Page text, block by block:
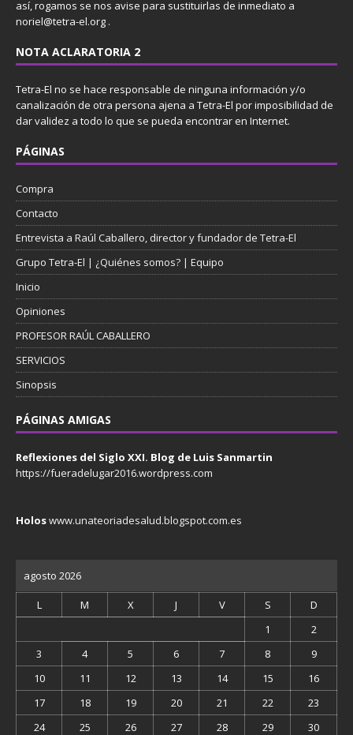
así, rogamos se nos avise para sustituirlas de inmediato a
noriel@tetra-el.org .
NOTA ACLARATORIA 2
Tetra-El no se hace responsable de ninguna información y/o
canalización de otra persona ajena a Tetra-El por imposibilidad de
dar validez a todo lo que se pueda encontrar en Internet.
PÁGINAS
Compra
Contacto
Entrevista a Raúl Caballero, director y fundador de Tetra-El
Grupo Tetra-El | ¿Quiénes somos? | Equipo
Inicio
Opiniones
PROFESOR RAÚL CABALLERO
SERVICIOS
Sinopsis
PÁGINAS AMIGAS
Reflexiones del Siglo XXI. Blog de Luis Sanmartin
https://fueradelugar2016.wordpress.com
Holoswww.unateoriadesalud.blogspot.com.es
agosto 2026
L M X J V S
D
1
2
3
4 5 6 7 8
9
10
11 12 13 14 15
16
17
18 19 20 21 22
23
24
25 26 27 28 29 30